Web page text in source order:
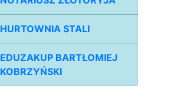
HURTOWNIA STALI
EDUZAKUP BARTŁOMIEJ
KOBRZYŃSKI